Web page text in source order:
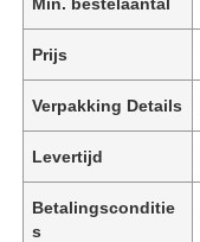
Prijs
Verpakking Details
Levertijd
Betalingsconditie
s